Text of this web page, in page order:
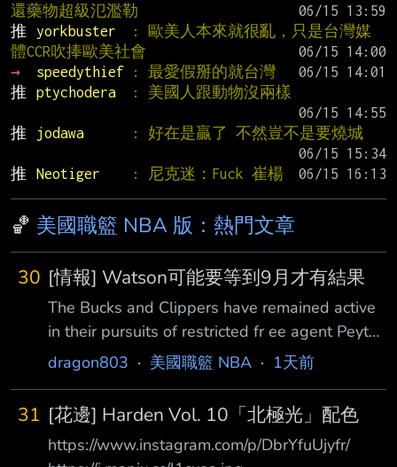
還藥物超級氾濫勒
推
yorkbuster
: 歐美人本來就很亂，只是台灣媒
體CCR吹捧歐美社會
→
speedythief : 最愛假掰的就台灣
推
ptychodera
: 美國人跟動物沒兩樣
推
jodawa
: 好在是贏了 不然豈不是要燒城
推
Neotiger : 尼克迷：Fuck 崔楊
🏀 美國職籃 NBA 版：熱門文章
30 [情報] Watson可能要等到9月才有結果
The Bucks and Clippers have remained active
in their pursuits of restricted fr ee agent Peyton
Watson, but a resolution may not come until
Rich Paul, are willing to remain patient, per
@JakeLFis cher. Atlanta “was
dragon803 · 美國職籃 NBA · 1天前
31 [花邊] Harden Vol. 10「北極光」配色
https://www.instagram.com/p/DbrYfuUjyfr/